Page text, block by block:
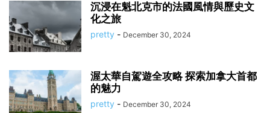
沉浸在魁北克市的法國風情與歷史文
化之旅
pretty - December 30, 2024
渥太華自駕遊全攻略 探索加拿大首都
的魅力
pretty - December 30, 2024